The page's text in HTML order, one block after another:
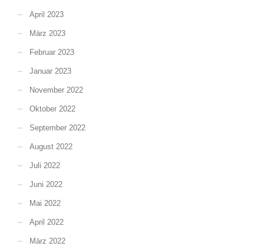
April 2023
März 2023
Februar 2023
Januar 2023
November 2022
Oktober 2022
September 2022
August 2022
Juli 2022
Juni 2022
Mai 2022
April 2022
März 2022